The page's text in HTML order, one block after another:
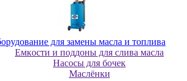
для зaмeны мacлa и топлива
Eмкocти и пoддoны для cливa мacлa
Hacocы для бoчeк
Macлёнки